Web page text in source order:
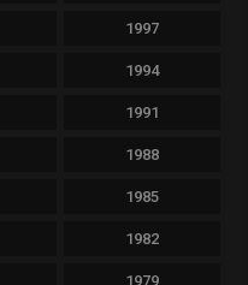
1997
1994
1991
1988
1985
1982
1979